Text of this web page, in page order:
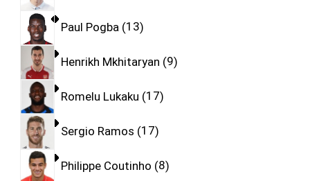
Paul Pogba 13
Henrikh Mkhitaryan 9
Romelu Lukaku 17
Sergio Ramos 17
Philippe Coutinho 8